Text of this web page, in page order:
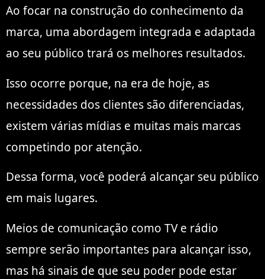
Ao focar na construção do conhecimento da
marca, uma abordagem integrada e adaptada
ao seu público trará os melhores resultados.
Isso ocorre porque, na era de hoje, as
necessidades dos clientes são diferenciadas,
existem várias mídias e muitas mais marcas
competindo por atenção.
Dessa forma, você poderá alcançar seu público
em mais lugares.
Meios de comunicação como TV e rádio
sempre serão importantes para alcançar isso,
mas há sinais de que seu poder pode estar